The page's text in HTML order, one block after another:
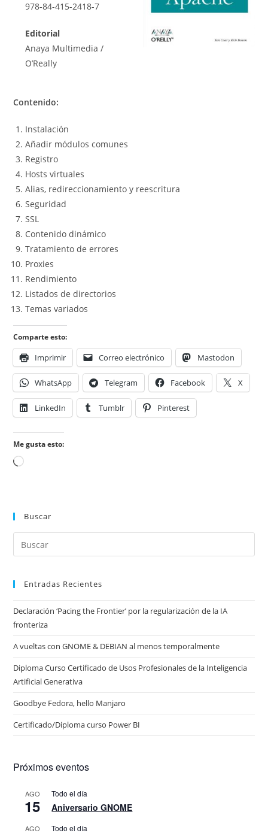
978-84-415-2418-7
Editorial
Anaya Multimedia /
O’Really
Contenido:
Instalación
Añadir módulos comunes
Registro
Hosts virtuales
Alias, redireccionamiento y reescritura
Seguridad
SSL
Contenido dinámico
Tratamiento de errores
Proxies
Rendimiento
Listados de directorios
Temas variados
Comparte esto:
Imprimir Correo electrónico Mastodon
WhatsApp Telegram Facebook X
LinkedIn Tumblr Pinterest
Me gusta esto:
Cargando...
Buscar
Entradas Recientes
Declaración ‘Pacing the Frontier’ por la regularización de la IA
fronteriza
A vueltas con GNOME & DEBIAN al menos temporalmente
Diploma Curso Certificado de Usos Profesionales de la Inteligencia
Artificial Generativa
Goodbye Fedora, hello Manjaro
Certificado/Diploma curso Power BI
Próximos eventos
AGO
15
Todo el día
Aniversario GNOME
AGO Todo el día